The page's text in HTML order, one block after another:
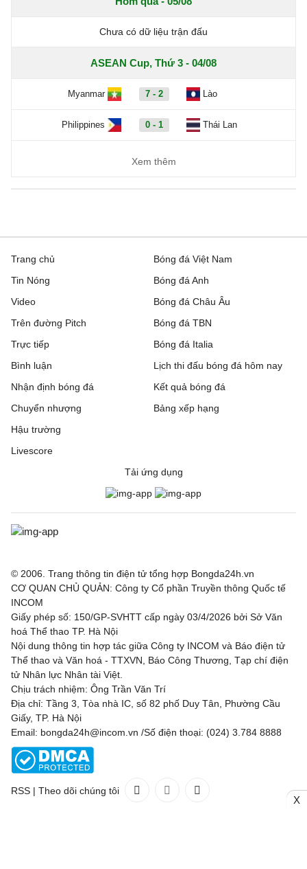
Chưa có dữ liệu trận đấu
ASEAN Cup, Thứ 3 - 04/08
Myanmar 7 - 2 Lào
Philippines 0 - 1 Thái Lan
Xem thêm
Trang chủ
Tin Nóng
Video
Trên đường Pitch
Trực tiếp
Bóng đá Việt Nam
Bóng đá Anh
Bóng đá Châu Âu
Bóng đá TBN
Bóng đá Italia
Bình luận
Nhận định bóng đá
Chuyển nhượng
Hậu trường
Livescore
Lịch thi đấu bóng đá hôm nay
Kết quả bóng đá
Bảng xếp hạng
Tải ứng dụng
© 2006. Trang thông tin điện tử tổng hợp Bongda24h.vn
CƠ QUAN CHỦ QUẢN: Công ty Cổ phần Truyền thông Quốc tế
INCOM
Giấy phép số: 150/GP-SVHTT cấp ngày 03/4/2026 bởi Sở Văn
hoá Thể thao TP. Hà Nội
Nội dung thông tin hợp tác giữa Công ty INCOM và Báo điện tử
Thể thao và Văn hoá - TTXVN, Báo Công Thương, Tạp chí điện
tử Nhân lực Nhân tài Việt.
Chịu trách nhiệm: Ông Trần Văn Trí
Địa chỉ: Tầng 3, Tòa nhà IC, số 82 phố Duy Tân, Phường Cầu
Giấy, TP. Hà Nội
Email: bongda24h@incom.vn /Số điện thoại: (024) 3.784 8888
RSS | Theo dõi chúng tôi
X